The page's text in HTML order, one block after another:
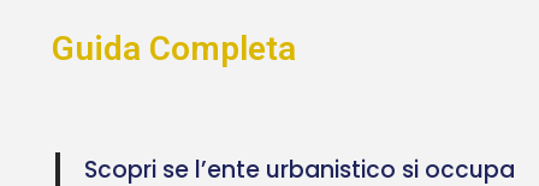
Guida Completa
Scopri se l’ente urbanistico si occupa